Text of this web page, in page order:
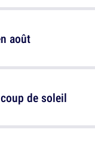
août
de soleil